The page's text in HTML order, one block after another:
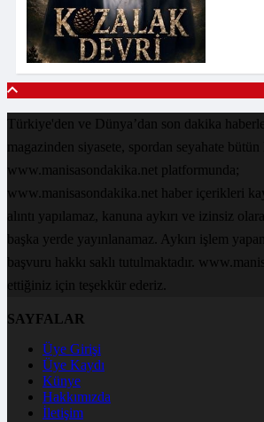
Türkiye'den ve Dünya’dan son dakika
magazinden siyasete, spordan seyahate
www.manisasondakika.net platformunda;
www.manisasondakika.net haber içerikleri
alıntı yapılamaz, kanuna aykırı ve izinsiz
başka yerde yayınlanamaz. Aykırı işlem
başvuru hakkı saklı tutulmaktadır.
ettiğiniz için teşekkür ederiz.
SAYFALAR
Üye Girişi
Üye Kaydı
Künye
Hakkımızda
İletişim